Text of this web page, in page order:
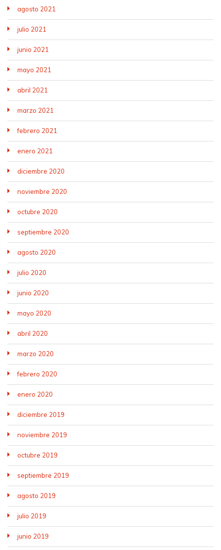
agosto 2021
julio 2021
junio 2021
mayo 2021
abril 2021
marzo 2021
febrero 2021
enero 2021
diciembre 2020
noviembre 2020
octubre 2020
septiembre 2020
agosto 2020
julio 2020
junio 2020
mayo 2020
abril 2020
marzo 2020
febrero 2020
enero 2020
diciembre 2019
noviembre 2019
octubre 2019
septiembre 2019
agosto 2019
julio 2019
junio 2019